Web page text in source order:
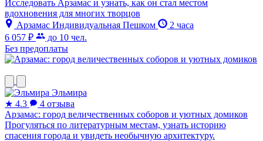
Исследовать Арзамас и узнать, как он стал местом
вдохновения для многих творцов
Арзамас Индивидуальная Пешком
2 часа
6 057 ₽
до 10 чел.
Без предоплаты
Эльмира
★ 4.3
4 отзыва
Арзамас: город величественных соборов и уютных домиков
Прогуляться по литературным местам, узнать историю
спасения города и увидеть необычную архитектуру.